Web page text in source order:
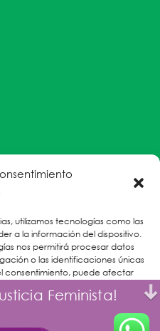
utilizamos tecnologías como las
a la información del dispositivo.
nos permitirá procesar datos
o las identificaciones únicas
consentimiento, puede afectar
con la
hacia personas
internas y/o
Basadas en
Feminista!